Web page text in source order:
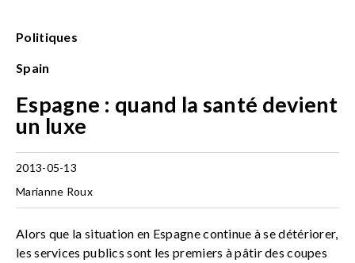
Politiques
Spain
Espagne : quand la santé devient
un luxe
2013-05-13
Marianne Roux
Alors que la situation en Espagne continue à se détériorer,
les services publics sont les premiers à pâtir des coupes